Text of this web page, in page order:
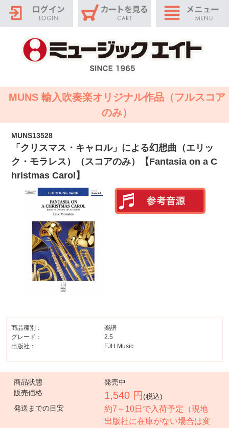
MUNS 輸入吹奏楽オリジナル作品（フルスコア
のみ）
MUNS13528
「クリスマス・キャロル」による幻想曲（エリッ
ク・モラレス）（スコアのみ）【Fantasia on a C
hristmas Carol】
商品種別：
楽譜
グレード：
2.5
出版社：
FJH Music
商品状態
発売中
販売価格
1,540 円 (税込)
発送までの目安
約7～10日で入荷予定（現地
出版社に在庫がない場合は変